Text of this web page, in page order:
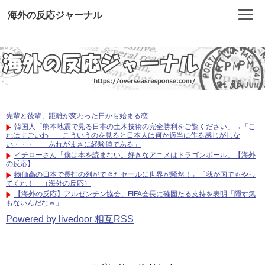
海外の反応ジャーナル
先輩と後輩、距離が変わった日から始まる恋
韓国人「熊本地震で見る日本の土木技術の完全勝利をご覧ください」→「こ
れはすごいわ」「こういうのを見ると日本人は何か適当に作る感じがしな
い・・・」「あれがまさに経験値である」
イチローさん「僕は本を読まない。好きなアニメはドラゴンボール」【海外
の反応】
物価高の日本で長打の列ができたセールに世界が騒然！←「我が国でもやっ
てくれ！」（海外の反応）
【海外の反応】アルゼンチン協会、FIFA会長に確固たる支持を表明「隠す気
もないんだなｗ」
Powered by livedoor 相互RSS